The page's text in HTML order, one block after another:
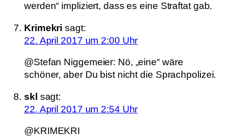
werden“ impliziert, dass es eine Straftat gab.
Krimekri sagt:
22. April 2017 um 2:00 Uhr
@Stefan Niggemeier: Nö, „eine“ wäre
schöner, aber Du bist nicht die Sprachpolizei.
skl sagt:
22. April 2017 um 2:54 Uhr
@KRIMEKRI